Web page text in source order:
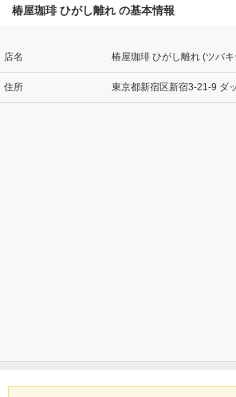
椿屋珈琲 ひがし離れ の基本情報
店名 椿屋珈琲 ひがし離れ (ツバ
住所 東京都新宿区新宿3-21-9 ダ